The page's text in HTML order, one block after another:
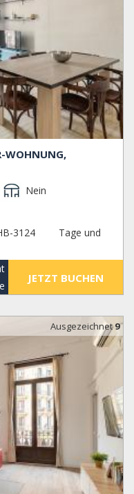
WOHNUNG,
Nein
3124
Tage und
JETZT BUCHEN
Ausgezeichnet9